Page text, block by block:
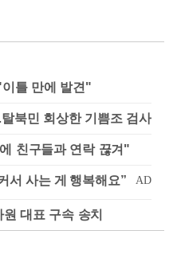
틀 만에 발견"
북민 회상한 기쁨조 검사
친구들과 연락 끊겨"
대표 구속 송치